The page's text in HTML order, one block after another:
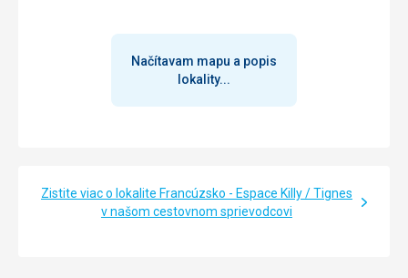
Načítavam mapu a popis
lokality...
Zistite viac o lokalite Francúzsko - Espace Killy / Tignes
v našom cestovnom sprievodcovi